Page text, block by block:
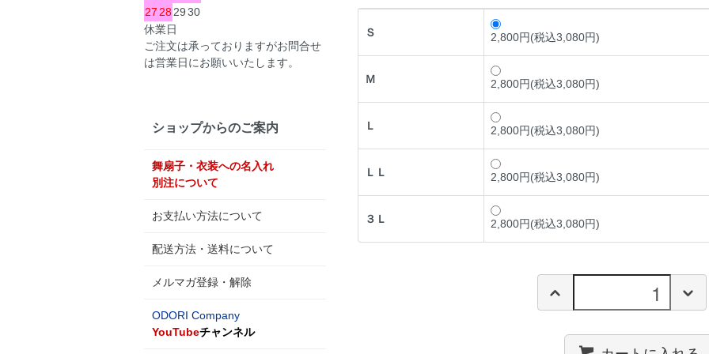
Ｓ 2,800円(税込3,080円)
Ｍ 2,800円(税込3,080円)
Ｌ 2,800円(税込3,080円)
ＬＬ 2,800円(税込3,080円)
３Ｌ 2,800円(税込3,080円)
27282930
休業日
ご注文は承っておりますがお問合せ
は営業日にお願いいたします。
ショップからのご案内
舞扇子・衣装への名入れ
別注について
お支払い方法について
配送方法・送料について
メルマガ登録・解除
ODORI Company
YouTubeチャンネル